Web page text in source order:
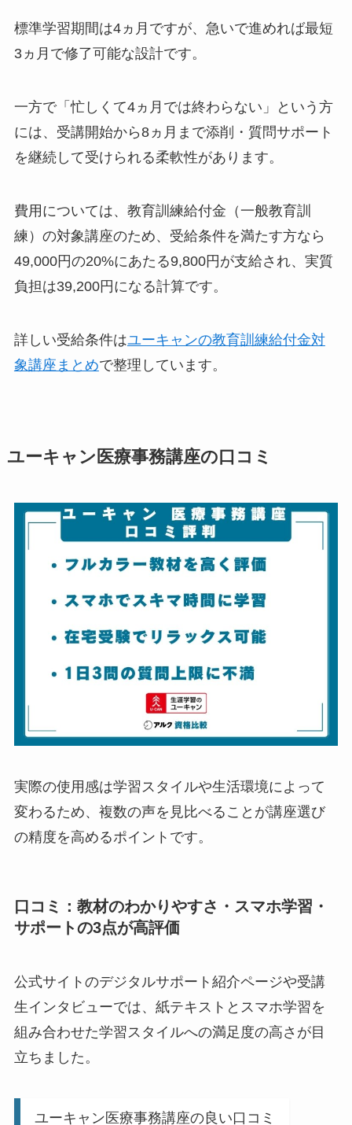
標準学習期間は4ヵ月ですが、急いで進めれば最短
3ヵ月で修了可能な設計です。
一方で「忙しくて4ヵ月では終わらない」という方
には、受講開始から8ヵ月まで添削・質問サポート
を継続して受けられる柔軟性があります。
費用については、教育訓練給付金（一般教育訓
練）の対象講座のため、受給条件を満たす方なら
49,000円の20%にあたる9,800円が支給され、実質
負担は39,200円になる計算です。
詳しい受給条件はユーキャンの教育訓練給付金対
象講座まとめで整理しています。
ユーキャン医療事務講座の口コミ
実際の使用感は学習スタイルや生活環境によって
変わるため、複数の声を見比べることが講座選び
の精度を高めるポイントです。
口コミ：教材のわかりやすさ・スマホ学習・
サポートの3点が高評価
公式サイトのデジタルサポート紹介ページや受講
生インタビューでは、紙テキストとスマホ学習を
組み合わせた学習スタイルへの満足度の高さが目
立ちました。
ユーキャン医療事務講座の良い口コミ